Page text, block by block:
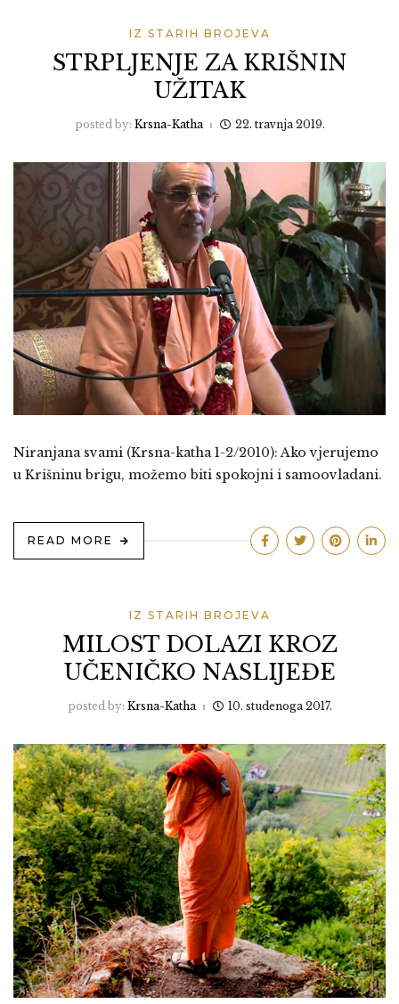
IZ STARIH BROJEVA
STRPLJENJE ZA KRIŠNIN
UŽITAK
posted by: Krsna-Katha 22. travnja 2019.
Niranjana svami (Krsna-katha 1-2/2010): Ako vjerujemo
u Krišninu brigu, možemo biti spokojni i samoovladani.
READ MORE
IZ STARIH BROJEVA
MILOST DOLAZI KROZ
UČENIČKO NASLIJEĐE
posted by: Krsna-Katha 10. studenoga 2017.